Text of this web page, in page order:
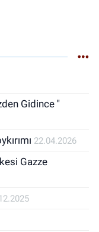
Gidince ''
22.04.2026
Gazze